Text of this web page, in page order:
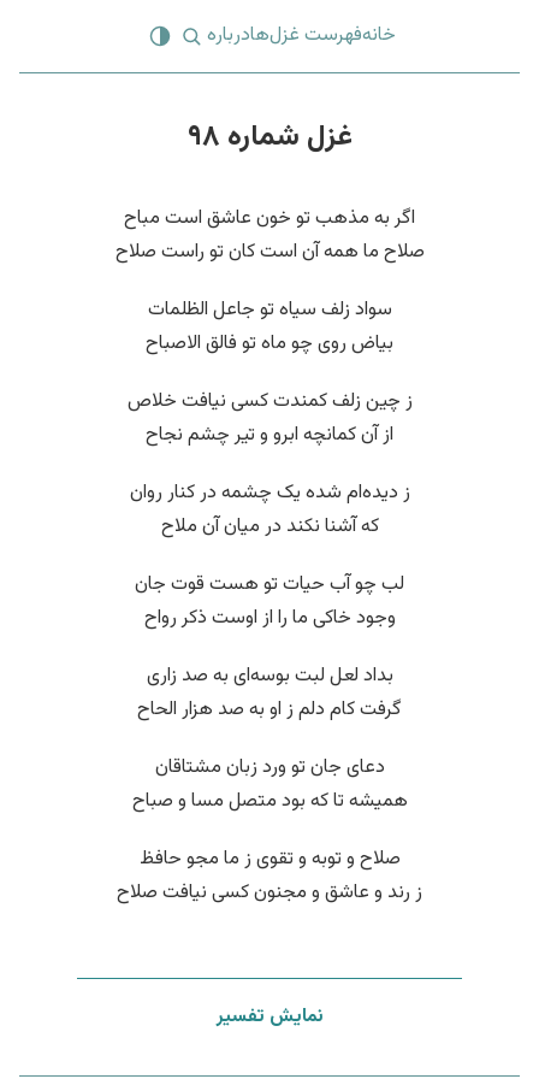
خانهفهرست غزل‌هادرباره
غزل شماره ۹۸
اگر به مذهب تو خون عاشق است مباح
صلاح ما همه آن است کان تو راست صلاح
سواد زلف سیاه تو جاعل الظلمات
بیاض روی چو ماه تو فالق الاصباح
ز چین زلف کمندت کسی نیافت خلاص
از آن کمانچه ابرو و تیر چشم نجاح
ز دیده‌ام شده یک چشمه در کنار روان
که آشنا نکند در میان آن ملاح
لب چو آب حیات تو هست قوت جان
وجود خاکی ما را از اوست ذکر رواح
بداد لعل لبت بوسه‌ای به صد زاری
گرفت کام دلم ز او به صد هزار الحاح
دعای جان تو ورد زبان مشتاقان
همیشه تا که بود متصل مسا و صباح
صلاح و توبه و تقوی ز ما مجو حافظ
ز رند و عاشق و مجنون کسی نیافت صلاح
نمایش تفسیر